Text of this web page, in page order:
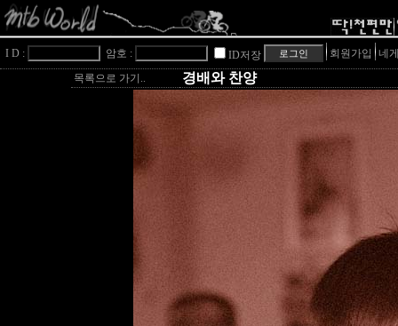
I D : 암호 : ID저장 회원가입
네
목록으로 가기..
경배와 찬양